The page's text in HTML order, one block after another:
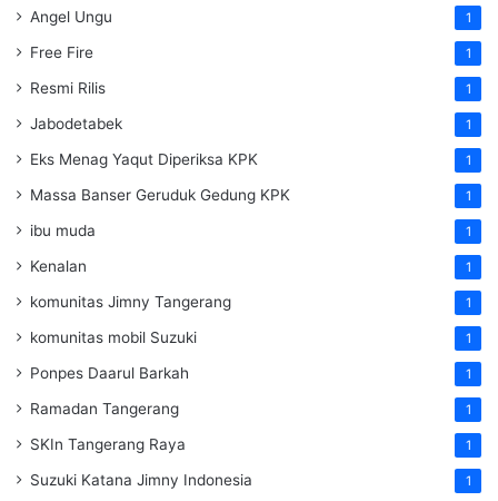
Angel Ungu 1
Free Fire 1
Resmi Rilis 1
Jabodetabek 1
Eks Menag Yaqut Diperiksa KPK 1
Massa Banser Geruduk Gedung KPK 1
ibu muda 1
Kenalan 1
komunitas Jimny Tangerang 1
komunitas mobil Suzuki 1
Ponpes Daarul Barkah 1
Ramadan Tangerang 1
SKIn Tangerang Raya 1
Suzuki Katana Jimny Indonesia 1